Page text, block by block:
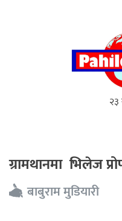
ग्रामथानमा भिलेज
बाबुराम मुडियारी